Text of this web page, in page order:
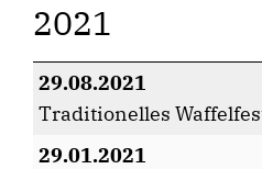
2021
29.08.2021
Traditionelles
29.01.2021